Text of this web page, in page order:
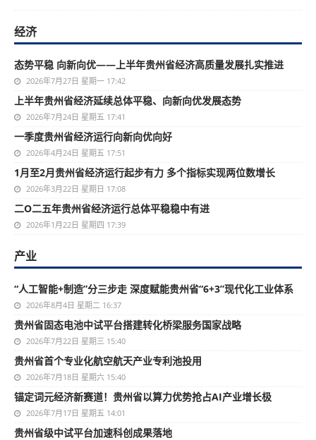
经济
态势平稳 向新向优——上半年贵州省经济高质量发展扎实推进
2026年7月27日 星期一 17:42
上半年贵州省经济延续总体平稳、向新向优发展态势
2026年7月24日 星期五 17:41
一季度贵州省经济运行向新向优向好
2026年4月24日 星期五 17:51
1月至2月贵州省经济运行起步有力 多个指标实现两位数增长
2026年3月22日 星期日 17:08
二O二五年贵州省经济运行总体平稳稳中有进
2026年1月22日 星期四 17:39
产业
“人工智能+制造”分三步走 深度赋能贵州省“6+3”现代化工业体系
2026年8月4日 星期二 16:37
贵州省固态电池中试平台搭建转化桥梁服务国家战略
2026年7月22日 星期三 15:40
贵州省首个专业化航空航天产业专利池投用
2026年7月18日 星期六 15:40
锚定词元经济新赛道！贵州省以算力优势抢占AI产业增长极
2026年7月17日 星期五 14:01
贵州省级中试平台加速科创成果落地